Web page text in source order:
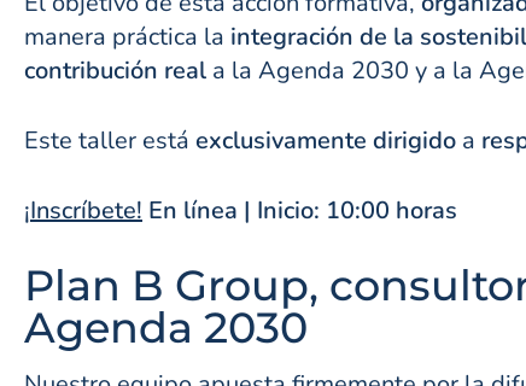
manera práctica la integración de la
contribución real a la Agenda 2030 y a la
Este taller está exclusivamente dirigido a
¡Inscríbete! En línea | Inicio: 10:00 horas
Plan B Group,
Agenda 2030